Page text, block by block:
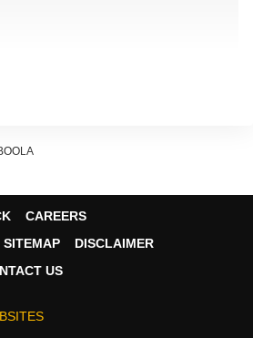
पेट्रोल की कीमतों में 3 रुपये 14 पैसे
CAREERS
SITEMAP
DISCLAIMER
US